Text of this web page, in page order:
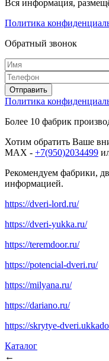
Вся информация,
Политика
Обратный звонок
Политика
Более 10 фабрик
Хотим обратить Ваше
MAX - +7(950)2034499
Рекомендуем фабрики,
информацией.
https://dveri-lord.ru/
https://dveri-yukka.ru/
https://teremdoor.ru/
https://potencial-dveri.ru/
https://milyana.ru/
https://dariano.ru/
https://skrytye-
Каталог
←